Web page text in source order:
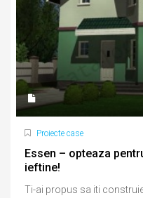
Proiecte case
Essen – opteaza
ieftine!
Ti-ai propus sa iti